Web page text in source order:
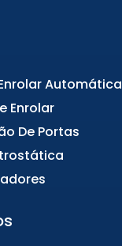
Automática
Enrolar
De Portas